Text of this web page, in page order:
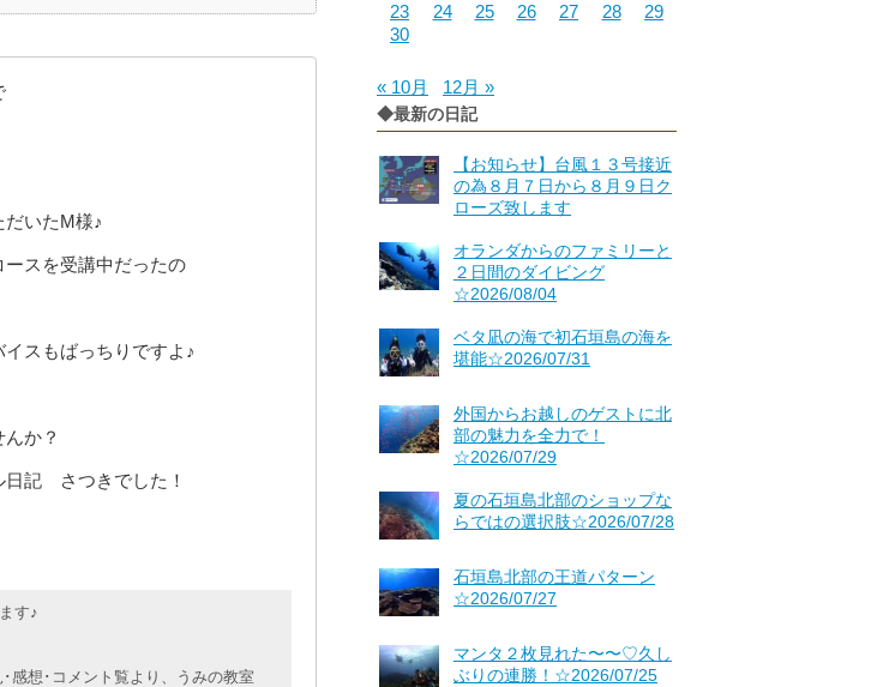
23
24 25 26 27 28
29
30
« 10月 12月 »
◆最新の日記
【お知らせ】台風１３号接近
の為８月７日から８月９日ク
ローズ致します
オランダからのファミリーと
２日間のダイビング
☆2026/08/04
ベタ凪の海で初石垣島の海を
堪能☆2026/07/31
外国からお越しのゲストに北
部の魅力を全力で！
☆2026/07/29
夏の石垣島北部のショップな
らではの選択肢☆2026/07/28
石垣島北部の王道パターン
☆2026/07/27
マンタ２枚見れた〜〜♡久し
ぶりの連勝！☆2026/07/25
いたM様♪
スを受講中だったの
スもばっちりですよ♪
か？
日記 さつきでした！
す♪
想･コメント覧より、うみの教室